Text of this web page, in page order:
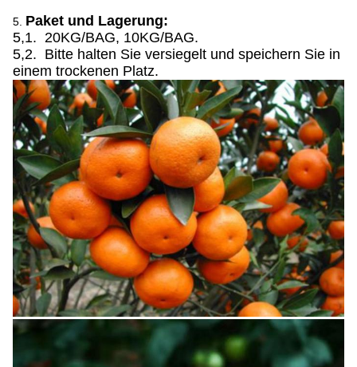
5. Paket und Lagerung:
5,1. 20KG/BAG, 10KG/BAG.
5,2. Bitte halten Sie versiegelt und speichern Sie in
einem trockenen Platz.